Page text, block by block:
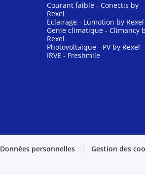
Courant faible - Conectis by
Rexel
Eclairage - Lumotion by Rexel
Genie climatique - Climancy
Rexel
Photovoltaïque - PV by Rexel
IRVE - Freshmile
Données personnelles Gestion des